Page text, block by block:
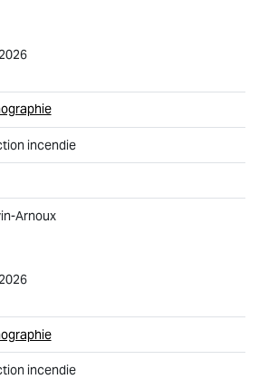
incendie
Arnoux
incendie